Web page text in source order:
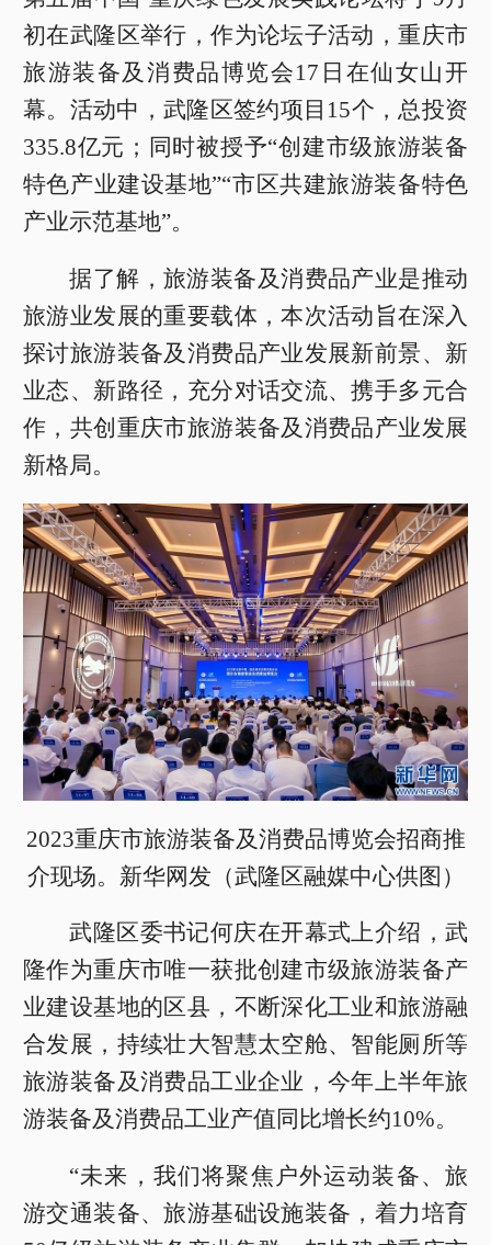
初在武隆区举行，作为论坛子活动，重庆市
旅游装备及消费品博览会17日在仙女山开
幕。活动中，武隆区签约项目15个，总投资
335.8亿元；同时被授予“创建市级旅游装备
特色产业建设基地”“市区共建旅游装备特色
产业示范基地”。
据了解，旅游装备及消费品产业是推动
旅游业发展的重要载体，本次活动旨在深入
探讨旅游装备及消费品产业发展新前景、新
业态、新路径，充分对话交流、携手多元合
作，共创重庆市旅游装备及消费品产业发展
新格局。
2023重庆市旅游装备及消费品博览会招商推
介现场。新华网发（武隆区融媒中心供图）
武隆区委书记何庆在开幕式上介绍，武
隆作为重庆市唯一获批创建市级旅游装备产
业建设基地的区县，不断深化工业和旅游融
合发展，持续壮大智慧太空舱、智能厕所等
旅游装备及消费品工业企业，今年上半年旅
游装备及消费品工业产值同比增长约10%。
“未来，我们将聚焦户外运动装备、旅
游交通装备、旅游基础设施装备，着力培育